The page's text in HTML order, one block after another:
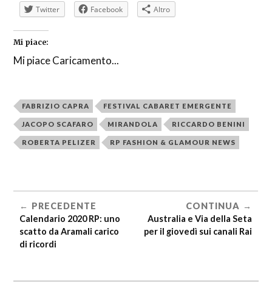
Twitter Facebook Altro
Mi piace:
Mi piaceCaricamento...
FABRIZIO CAPRA FESTIVAL CABARET EMERGENTE
JACOPO SCAFARO MIRANDOLA RICCARDO BENINI
ROBERTA PELIZER RP FASHION & GLAMOUR NEWS
PRECEDENTE
Calendario 2020 RP: uno
scatto da Aramali carico
di ricordi
CONTINUA
Australia e Via della Seta
per il giovedì sui canali Rai